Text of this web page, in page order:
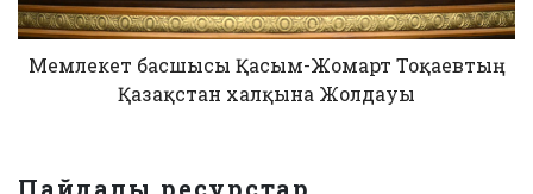
Мемлекет басшысы Қасым-Жомарт Тоқаевтың
Қазақстан халқына Жолдауы